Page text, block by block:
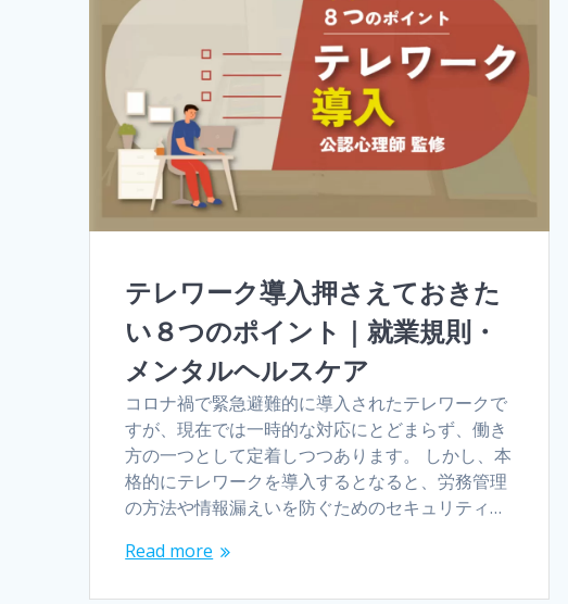
テレワーク導入押さえておきた
い８つのポイント｜就業規則・
メンタルヘルスケア
コロナ禍で緊急避難的に導入されたテレワークで
すが、現在では一時的な対応にとどまらず、働き
方の一つとして定着しつつあります。 しかし、本
格的にテレワークを導入するとなると、労務管理
の方法や情報漏えいを防ぐためのセキュリティ…
Read more